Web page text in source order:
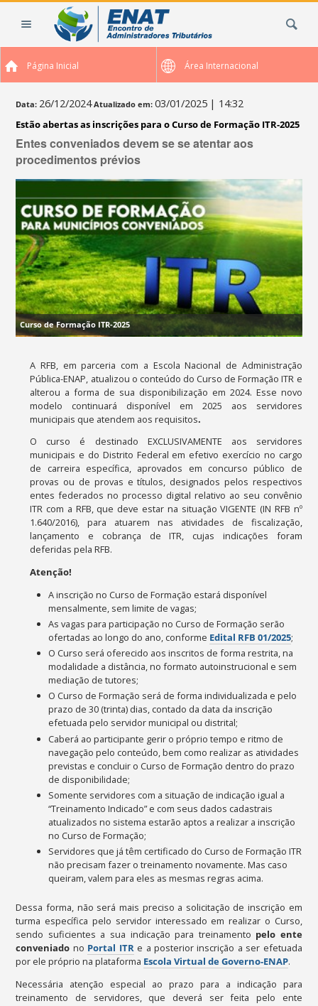
Página Inicial Área Internacional
Data: 26/12/2024 Atualizado em: 03/01/2025 | 14:32
Estão abertas as inscrições para o Curso de Formação ITR-2025
Entes conveniados devem se se atentar aos
procedimentos prévios
Curso de Formação ITR-2025
A RFB, em parceria com a Escola Nacional de Administração
Pública-ENAP, atualizou o conteúdo do Curso de Formação ITR e
alterou a forma de sua disponibilização em 2024. Esse novo
modelo continuará disponível em 2025 aos servidores
municipais que atendem aos requisitos.
O curso é destinado EXCLUSIVAMENTE aos servidores
municipais e do Distrito Federal em efetivo exercício no cargo
de carreira específica, aprovados em concurso público de
provas ou de provas e títulos, designados pelos respectivos
entes federados no processo digital relativo ao seu convênio
ITR com a RFB, que deve estar na situação VIGENTE (IN RFB nº
1.640/2016), para atuarem nas atividades de fiscalização,
lançamento e cobrança de ITR, cujas indicações foram
deferidas pela RFB.
Atenção!
A inscrição no Curso de Formação estará disponível
mensalmente, sem limite de vagas;
As vagas para participação no Curso de Formação serão
ofertadas ao longo do ano, conforme Edital RFB 01/2025;
O Curso será oferecido aos inscritos de forma restrita, na
modalidade a distância, no formato autoinstrucional e sem
mediação de tutores;
O Curso de Formação será de forma individualizada e pelo
prazo de 30 (trinta) dias, contado da data da inscrição
efetuada pelo servidor municipal ou distrital;
Caberá ao participante gerir o próprio tempo e ritmo de
navegação pelo conteúdo, bem como realizar as atividades
previstas e concluir o Curso de Formação dentro do prazo
de disponibilidade;
Somente servidores com a situação de indicação igual a
“Treinamento Indicado” e com seus dados cadastrais
atualizados no sistema estarão aptos a realizar a inscrição
no Curso de Formação;
Servidores que já têm certificado do Curso de Formação ITR
não precisam fazer o treinamento novamente. Mas caso
queiram, valem para eles as mesmas regras acima.
Dessa forma, não será mais preciso a solicitação de inscrição em
turma específica pelo servidor interessado em realizar o Curso,
sendo suficientes a sua indicação para treinamento pelo ente
conveniado no Portal ITRe a posterior inscrição a ser efetuada
por ele próprio na plataforma Escola Virtual de Governo-ENAP.
Necessária atenção especial ao prazo para a indicação para
treinamento de servidores, que deverá ser feita pelo ente